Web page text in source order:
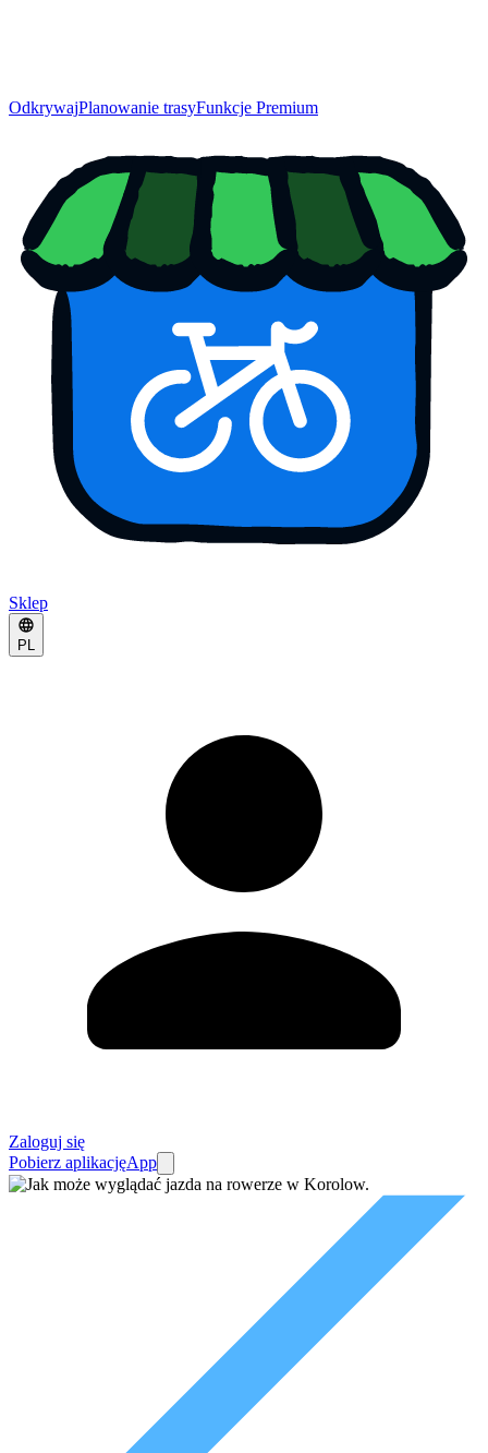
OdkrywajPlanowanie trasyFunkcje Premium
Sklep
PL
Zaloguj się
Pobierz aplikacjęApp